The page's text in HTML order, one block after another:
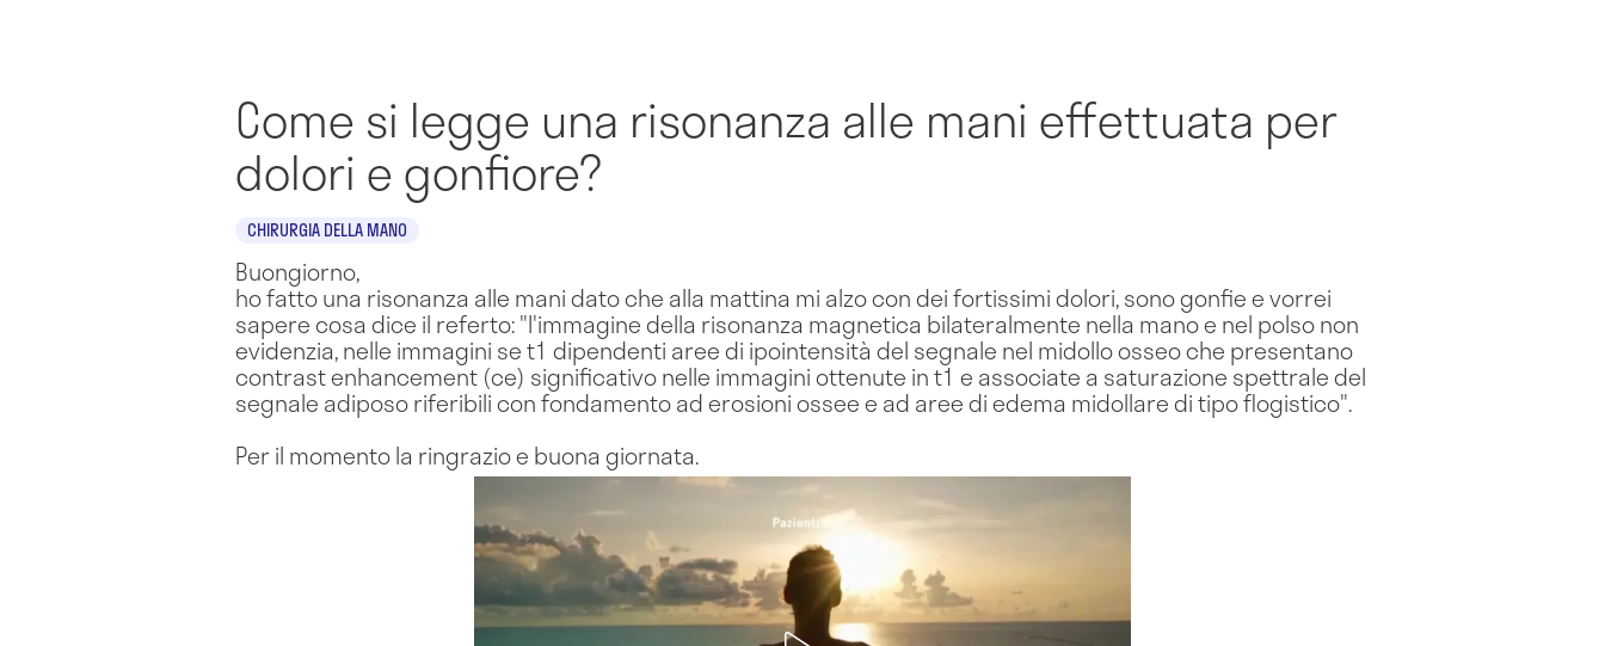
Come si legge una risonanza alle mani effettuata per
dolori e gonfiore?
CHIRURGIA DELLA MANO
Buongiorno,
ho fatto una risonanza alle mani dato che alla mattina mi alzo con dei fortissimi dolori, sono gonfie e vorrei
sapere cosa dice il referto: "l'immagine della risonanza magnetica bilateralmente nella mano e nel polso non
evidenzia, nelle immagini se t1 dipendenti aree di ipointensità del segnale nel midollo osseo che presentano
contrast enhancement (ce) significativo nelle immagini ottenute in t1 e associate a saturazione spettrale del
segnale adiposo riferibili con fondamento ad erosioni ossee e ad aree di edema midollare di tipo flogistico".
Per il momento la ringrazio e buona giornata.